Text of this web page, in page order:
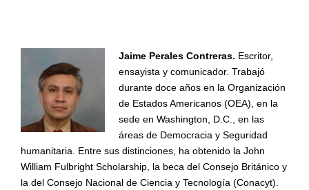
Jaime Perales Contreras. Escritor,
ensayista y comunicador. Trabajó
durante doce años en la Organización
de Estados Americanos (OEA), en la
sede en Washington, D.C., en las
áreas de Democracia y Seguridad
humanitaria. Entre sus distinciones, ha obtenido la John
William Fulbright Scholarship, la beca del Consejo Británico y
la del Consejo Nacional de Ciencia y Tecnología (Conacyt).